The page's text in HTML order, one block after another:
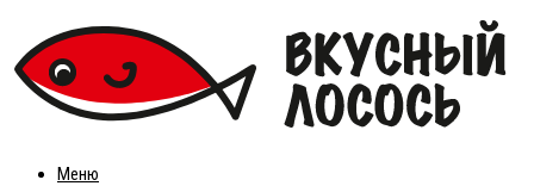
Меню